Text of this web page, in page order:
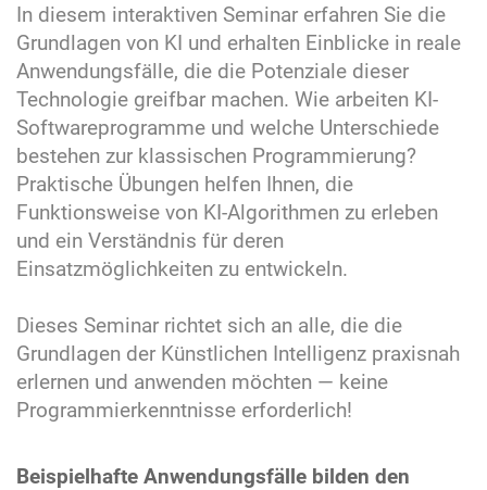
In diesem interaktiven Seminar erfahren Sie die
Grundlagen von KI und erhalten Einblicke in reale
Anwendungsfälle, die die Potenziale dieser
Technologie greifbar machen. Wie arbeiten KI-
Softwareprogramme und welche Unterschiede
bestehen zur klassischen Programmierung?
Praktische Übungen helfen Ihnen, die
Funktionsweise von KI-Algorithmen zu erleben
und ein Verständnis für deren
Einsatzmöglichkeiten zu entwickeln.
Dieses Seminar richtet sich an alle, die die
Grundlagen der Künstlichen Intelligenz praxisnah
erlernen und anwenden möchten — keine
Programmierkenntnisse erforderlich!
Beispielhafte Anwendungsfälle bilden den